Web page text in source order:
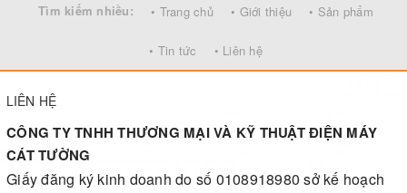
Tìm kiếm nhiều: • Trang chủ • Giới thiệu • Sản phẩm
• Tin tức • Liên hệ
LIÊN HỆ
CÔNG TY TNHH THƯƠNG MẠI VÀ KỸ THUẬT ĐIỆN MÁY
CÁT TƯỜNG
Giấy đăng ký kinh doanh do số 0108918980 sở kế hoạch